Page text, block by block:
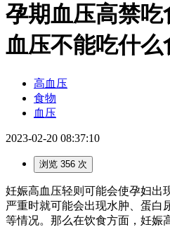
孕期血压高禁
血压不能吃什么
高血压
食物
血压
2023-02-20 08:37:10
浏览 356 次
妊娠高血压轻则可能会使孕妇出
严重时就可能会出现水肿、蛋白
等情况。那么在饮食方面，妊娠